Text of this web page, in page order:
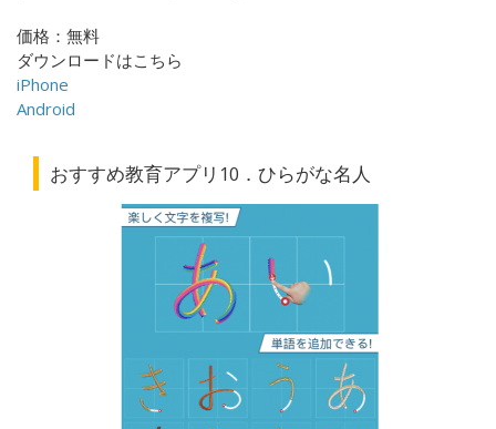
価格：無料
ダウンロードはこちら
iPhone
Android
おすすめ教育アプリ10．ひらがな名人